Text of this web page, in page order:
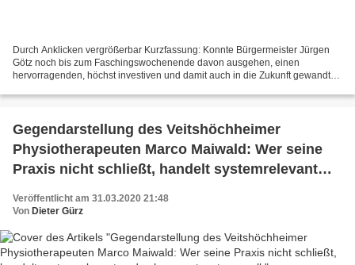
Durch Anklicken vergrößerbar Kurzfassung: Konnte Bürgermeister Jürgen
Götz noch bis zum Faschingswochenende davon ausgehen, einen
hervorragenden, höchst investiven und damit auch in die Zukunft gewandten
Gegendarstellung des Veitshöchheimer
Physiotherapeuten Marco Maiwald: Wer seine
Praxis nicht schließt, handelt systemrelevant
Veröffentlicht am 31.03.2020 21:48
Von Dieter Gürz